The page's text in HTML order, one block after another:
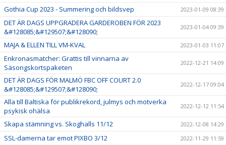
Gothia Cup 2023 - Summering och bildsvep 2023-01-09 08:39
DET ÄR DAGS UPPGRADERA GARDEROBEN FÖR 2023
&#128085;&#129507;&#128090;
2023-01-04 09:39
MAJA & ELLEN TILL VM-KVAL 2023-01-03 11:07
Enkronasmatcher: Grattis till vinnarna av
Säsongskortspaketen
2022-12-21 14:09
DET ÄR DAGS FÖR MALMÖ FBC OFF COURT 2.0
&#128085;&#129507;&#128090;
2022-12-17 09:04
Alla till Baltiska för publikrekord, julmys och motverka
psykisk ohälsa
2022-12-12 11:54
Skapa stämning vs. Skoghalls 11/12 2022-12-08 14:29
SSL-damerna tar emot PIXBO 3/12 2022-11-29 11:59